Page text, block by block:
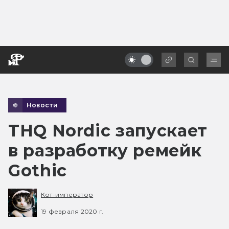
Новости
THQ Nordic запускает
в разработку ремейк
Gothic
Кот-император
19 февраля 2020 г.